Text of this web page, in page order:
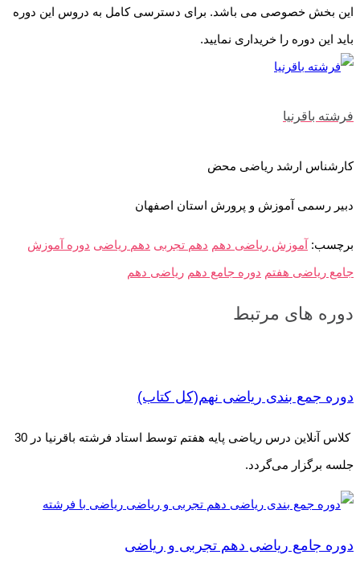
این بخش خصوصی می باشد. برای دسترسی کامل به دروس این دوره
باید این دوره را خریداری نمایید.
فرشته باقرنیا
کارشناس ارشد ریاضی محض
دبیر رسمی آموزش و پرورش استان اصفهان
برچسب: آموزش ریاضی دهم دهم تجربی دهم ریاضی دوره آموزش
جامع ریاضی هفتم دوره جامع دهم ریاضی دهم
دوره های مرتبط
دوره جمع بندی ریاضی نهم(کل کتاب)
کلاس آنلاین درس ریاضی پایه هفتم توسط استاد فرشته باقرنیا در 30
جلسه برگزار می‌گردد.
دوره جامع ریاضی دهم تجربی و ریاضی